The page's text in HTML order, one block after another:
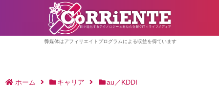
弊媒体はアフィリエイトプログラムによる収益を得ています
ホーム キャリア au／KDDI